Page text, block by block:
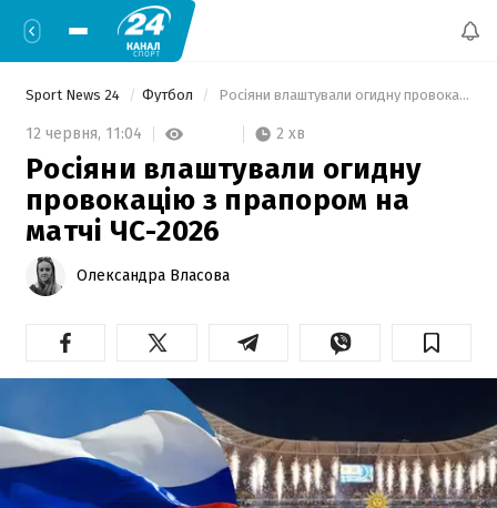
Sport News 24 Футбол Росіяни влаштували огидну провокацію з прапором на матчі ЧС-2026
12 червня, 11:04 2 хв
Росіяни влаштували огидну
провокацію з прапором на
матчі ЧС-2026
Олександра Власова